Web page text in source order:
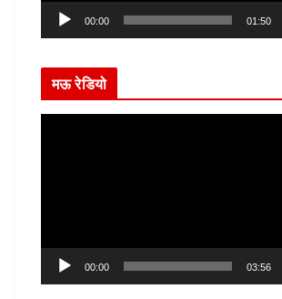
a
r
00:00 01:50
मऊ रेडियो
a
00:00 03:56